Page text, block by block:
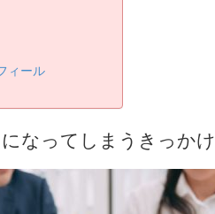
ィール
なってしまうきっかけ